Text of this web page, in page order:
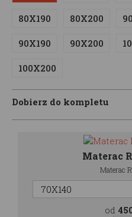
80X190 80X200
90X190 90X200
100X200
Dobierz do kompletu
Materac
Materac
od